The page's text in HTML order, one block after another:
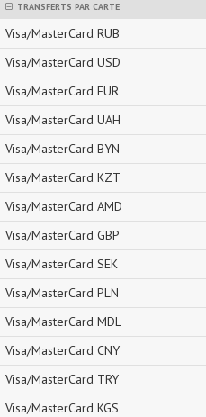
TRANSFERTS PAR CARTE
Visa/MasterCard RUB
Visa/MasterCard USD
Visa/MasterCard EUR
Visa/MasterCard UAH
Visa/MasterCard BYN
Visa/MasterCard KZT
Visa/MasterCard AMD
Visa/MasterCard GBP
Visa/MasterCard SEK
Visa/MasterCard PLN
Visa/MasterCard MDL
Visa/MasterCard CNY
Visa/MasterCard TRY
Visa/MasterCard KGS